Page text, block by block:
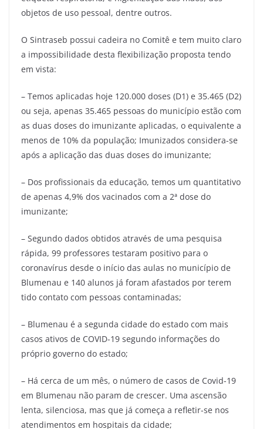
objetos de uso pessoal, dentre outros.
O Sintraseb possui cadeira no Comitê e tem muito claro
a impossibilidade desta flexibilização proposta tendo
em vista:
– Temos aplicadas hoje 120.000 doses (D1) e 35.465 (D2)
ou seja, apenas 35.465 pessoas do município estão com
as duas doses do imunizante aplicadas, o equivalente a
menos de 10% da população; Imunizados considera-se
após a aplicação das duas doses do imunizante;
– Dos profissionais da educação, temos um quantitativo
de apenas 4,9% dos vacinados com a 2ª dose do
imunizante;
– Segundo dados obtidos através de uma pesquisa
rápida, 99 professores testaram positivo para o
coronavírus desde o início das aulas no município de
Blumenau e 140 alunos já foram afastados por terem
tido contato com pessoas contaminadas;
– Blumenau é a segunda cidade do estado com mais
casos ativos de COVID-19 segundo informações do
próprio governo do estado;
– Há cerca de um mês, o número de casos de Covid-19
em Blumenau não param de crescer. Uma ascensão
lenta, silenciosa, mas que já começa a refletir-se nos
atendimentos em hospitais da cidade;